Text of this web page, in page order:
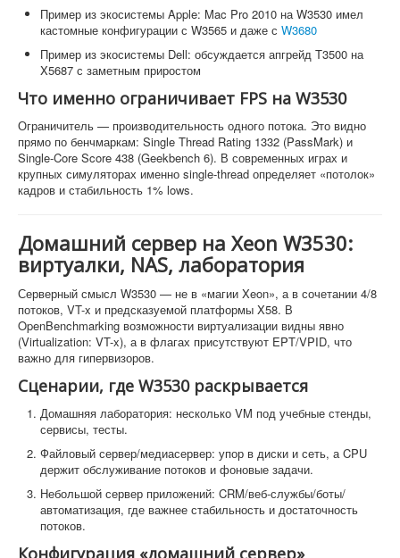
Пример из экосистемы Apple: Mac Pro 2010 на W3530 имел
кастомные конфигурации с W3565 и даже с W3680
Пример из экосистемы Dell: обсуждается апгрейд T3500 на
X5687 с заметным приростом
Что именно ограничивает FPS на W3530
Ограничитель — производительность одного потока. Это видно
прямо по бенчмаркам: Single Thread Rating 1332 (PassMark) и
Single-Core Score 438 (Geekbench 6). В современных играх и
крупных симуляторах именно single-thread определяет «потолок»
кадров и стабильность 1% lows.
Домашний сервер на Xeon W3530:
виртуалки, NAS, лаборатория
Серверный смысл W3530 — не в «магии Xeon», а в сочетании 4/8
потоков, VT-x и предсказуемой платформы X58. В
OpenBenchmarking возможности виртуализации видны явно
(Virtualization: VT-x), а в флагах присутствуют EPT/VPID, что
важно для гипервизоров.
Сценарии, где W3530 раскрывается
Домашняя лаборатория: несколько VM под учебные стенды,
сервисы, тесты.
Файловый сервер/медиасервер: упор в диски и сеть, а CPU
держит обслуживание потоков и фоновые задачи.
Небольшой сервер приложений: CRM/веб-службы/боты/
автоматизация, где важнее стабильность и достаточность
потоков.